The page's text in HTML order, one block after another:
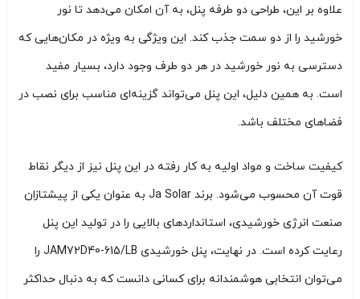
علاوه بر این، طراحی دو طرفه پنل، به آن امکان می‌دهد تا نور
خورشید را از دو سمت جذب کند. این ویژگی به ویژه در مکان‌هایی که
دسترسی به نور خورشید در هر دو طرف وجود دارد، بسیار مفید
است. به همین دلیل، این پنل می‌تواند گزینه‌ای مناسب برای نصب در
فضاهای مختلف باشد.
کیفیت ساخت و مواد اولیه به کار رفته در این پنل نیز از دیگر نقاط
قوت آن محسوب می‌شود. برند Ja Solar به عنوان یکی از پیشتازان
صنعت انرژی خورشیدی، استانداردهای بالایی را در تولید این پنل
رعایت کرده است. در نهایت، پنل خورشیدی JAM72D40-615/LB را
می‌توان انتخابی هوشمندانه برای کسانی دانست که به دنبال حداکثر